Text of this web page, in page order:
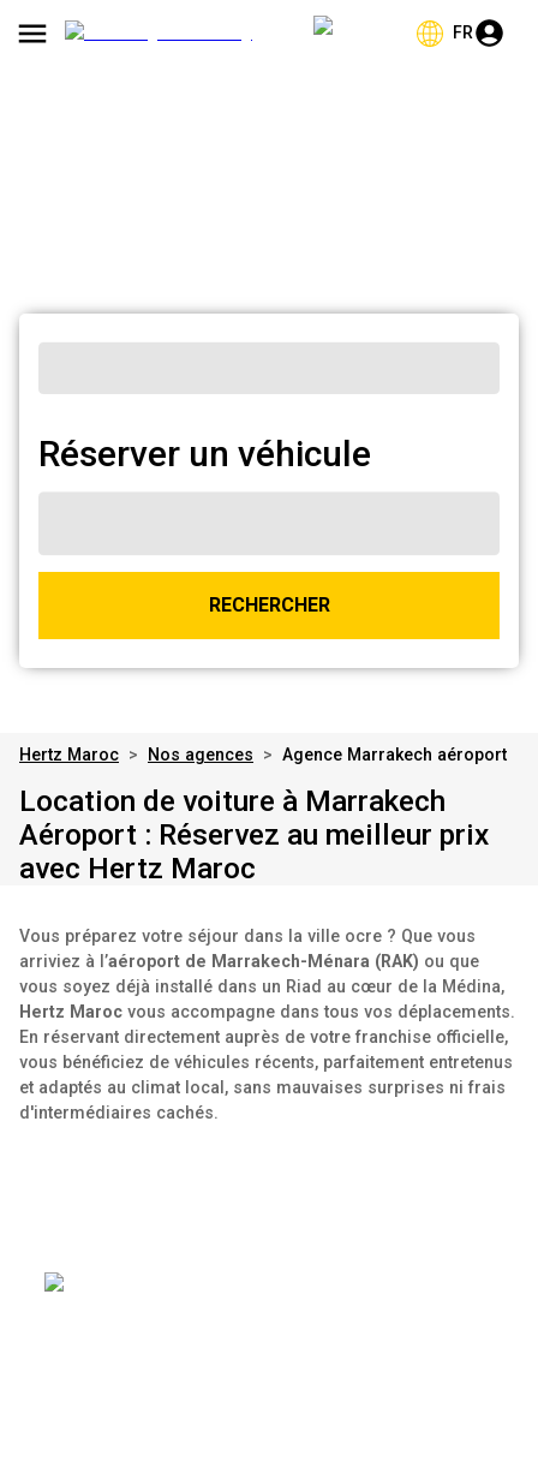
FR
Réserver un véhicule
RECHERCHER
Hertz Maroc > Nos agences > Agence Marrakech aéroport
Location de voiture à Marrakech
Aéroport : Réservez au meilleur prix
avec Hertz Maroc
Vous préparez votre séjour dans la ville ocre ? Que vous
arriviez à l’aéroport de Marrakech-Ménara (RAK) ou que
vous soyez déjà installé dans un Riad au cœur de la Médina,
Hertz Maroc vous accompagne dans tous vos déplacements.
En réservant directement auprès de votre franchise officielle,
vous bénéficiez de véhicules récents, parfaitement entretenus
et adaptés au climat local, sans mauvaises surprises ni frais
d'intermédiaires cachés.